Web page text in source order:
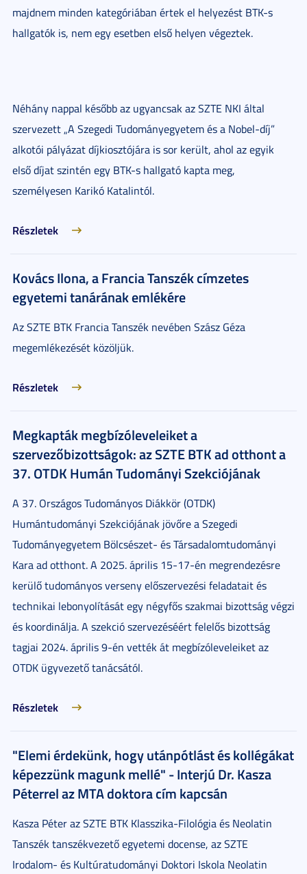
majdnem minden kategóriában értek el helyezést BTK-s
hallgatók is, nem egy esetben első helyen végeztek.
Néhány nappal később az ugyancsak az SZTE NKI által
szervezett „A Szegedi Tudományegyetem és a Nobel-díj”
alkotói pályázat díjkiosztójára is sor került, ahol az egyik
első díjat szintén egy BTK-s hallgató kapta meg,
személyesen Karikó Katalintól.
Részletek
Kovács Ilona, a Francia Tanszék címzetes
egyetemi tanárának emlékére
Az SZTE BTK Francia Tanszék nevében Szász Géza
megemlékezését közöljük.
Részletek
Megkapták megbízóleveleiket a
szervezőbizottságok: az SZTE BTK ad otthont a
37. OTDK Humán Tudományi Szekciójának
A 37. Országos Tudományos Diákkör (OTDK)
Humántudományi Szekciójának jövőre a Szegedi
Tudományegyetem Bölcsészet- és Társadalomtudományi
Kara ad otthont. A 2025. április 15-17-én megrendezésre
kerülő tudományos verseny előszervezési feladatait és
technikai lebonyolítását egy négyfős szakmai bizottság végzi
és koordinálja. A szekció szervezéséért felelős bizottság
tagjai 2024. április 9-én vették át megbízóleveleiket az
OTDK ügyvezető tanácsától.
Részletek
"Elemi érdekünk, hogy utánpótlást és kollégákat
képezzünk magunk mellé" - Interjú Dr. Kasza
Péterrel az MTA doktora cím kapcsán
Kasza Péter az SZTE BTK Klasszika-Filológia és Neolatin
Tanszék tanszékvezető egyetemi docense, az SZTE
Irodalom- és Kultúratudományi Doktori Iskola Neolatin